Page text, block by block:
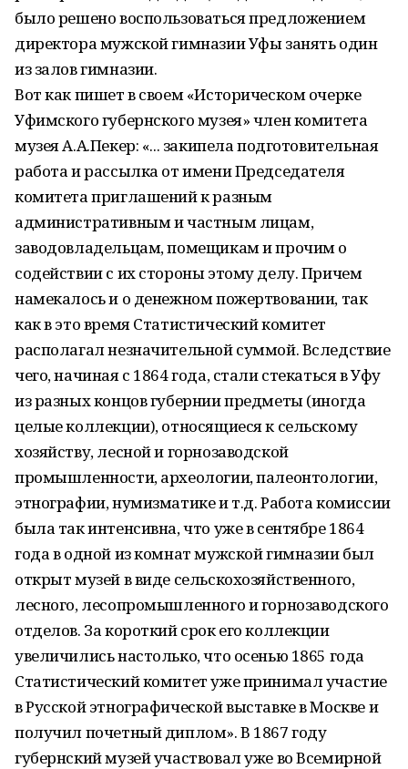
было решено воспользоваться предложением
директора мужской гимназии Уфы занять один
из залов гимназии.
Вот как пишет в своем «Историческом очерке
Уфимского губернского музея» член комитета
музея А.А.Пекер: «... закипела подготовительная
работа и рассылка от имени Председателя
комитета приглашений к разным
административным и частным лицам,
заводовладельцам, помещикам и прочим о
содействии с их стороны этому делу. Причем
намекалось и о денежном пожертвовании, так
как в это время Статистический комитет
располагал незначительной суммой. Вследствие
чего, начиная с 1864 года, стали стекаться в Уфу
из разных концов губернии предметы (иногда
целые коллекции), относящиеся к сельскому
хозяйству, лесной и горнозаводской
промышленности, археологии, палеонтологии,
этнографии, нумизматике и т.д. Работа комиссии
была так интенсивна, что уже в сентябре 1864
года в одной из комнат мужской гимназии был
открыт музей в виде сельскохозяйственного,
лесного, лесопромышленного и горнозаводского
отделов. За короткий срок его коллекции
увеличились настолько, что осенью 1865 года
Статистический комитет уже принимал участие
в Русской этнографической выставке в Москве и
получил почетный диплом». В 1867 году
губернский музей участвовал уже во Всемирной